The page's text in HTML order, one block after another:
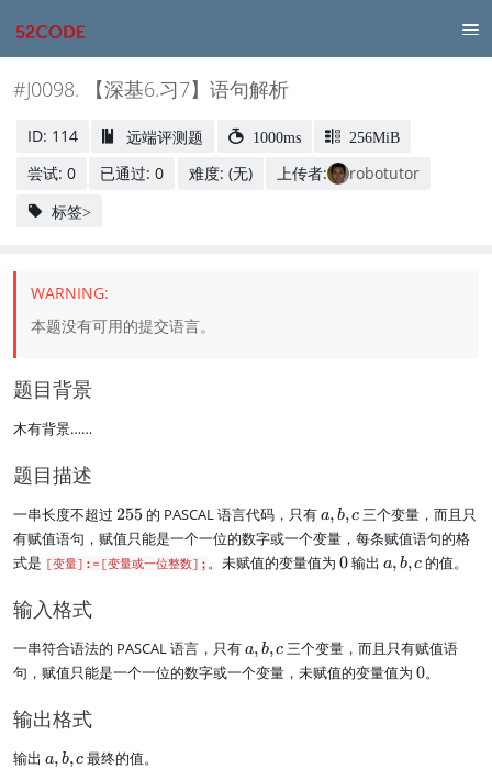
#J0098. 【深基6.习7】语句解析
ID: 114 远端评测题 1000ms 256MiB
尝试: 0 已通过: 0 难度: (无) 上传者: robotutor
标签>
本题没有可用的提交语言。
题目背景
木有背景……
题目描述
一串长度不超过2
5
5
255 的 PASCAL 语言代码，只有a
,
b
,
a, b,c 三个变量，而且只
有赋值语句，赋值只能是一个一位的数字或一个变量，每条赋值语句的格
式是 [变量]:=[变量或一位整数]; 。未赋值的变量值为0
0输出a
c
a, b,c 的值。
输入格式
一串符合语法的 PASCAL 语言，只有a
,
b
a, b,c 三个变量，而且只有赋值语
句，赋值只能是一个一位的数字或一个变量，未赋值的变量值为0
0。
输出格式
输出a
a, b,c 最终的值。